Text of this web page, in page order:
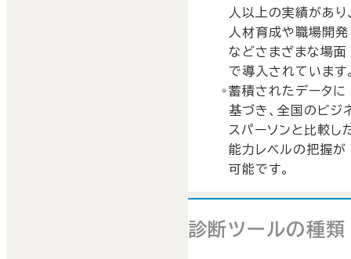
人以上の実績があり
人材育成や職場開発
などさまざまな場面
で導入されています
蓄積されたデータに
基づき、全国のビジ
スパーソンと比較し
能力レベルの把握が
可能です。
診断ツールの種類